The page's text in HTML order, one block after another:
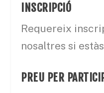
INSCRIPCIÓ
Requereix
nosaltres si
PREU PER